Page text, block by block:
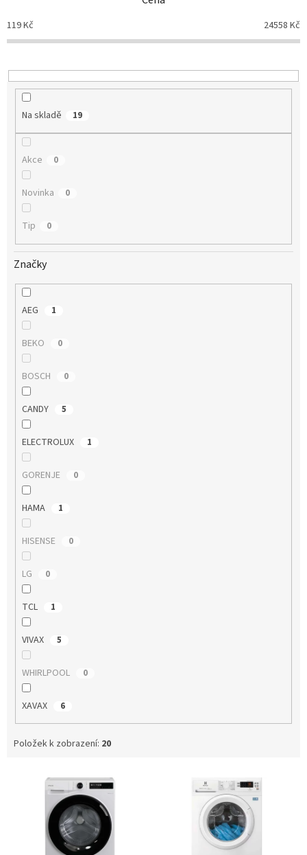
p
r
o
u
119Kč 24558 Kč
Na skladě 19
Akce 0
Novinka 0
Tip 0
Značky
AEG 1
BEKO 0
BOSCH 0
CANDY 5
ELECTROLUX 1
GORENJE 0
HAMA 1
HISENSE 0
LG 0
TCL 1
VIVAX 5
WHIRLPOOL 0
XAVAX 6
Položek k zobrazení: 20